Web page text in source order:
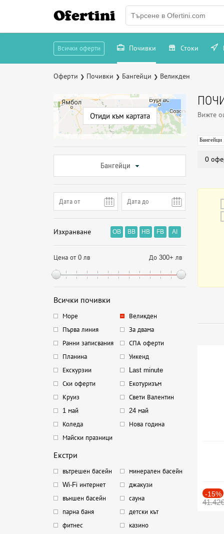
Ofertini
Всички оферти Почивки Стоки
Оферти ❯ Почивки ❯ Бангейци ❯ Великден
Отиди към картата
Бангейци
Изхранване OB BB HB FB AI
Цена от 0 лв До 300+ лв
Всички почивки
Море
Великден
Първа линия
За двама
Ранни записвания
СПА оферти
Планина
Уикенд
Екскурзии
Last minute
Ски оферти
Екотуризъм
Круиз
Свети Валентин
1 май
24 май
Коледа
Нова година
Майски празници
Екстри
вътрешен басейн
минерален басейн
Wi-Fi интернет
джакузи
външен басейн
сауна
парна баня
детски кът
фитнес
казино
Вижте
Бангейци
0
-15%
41.42€